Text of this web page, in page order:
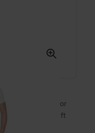
lederhose voor
broek heeft
comfortabel